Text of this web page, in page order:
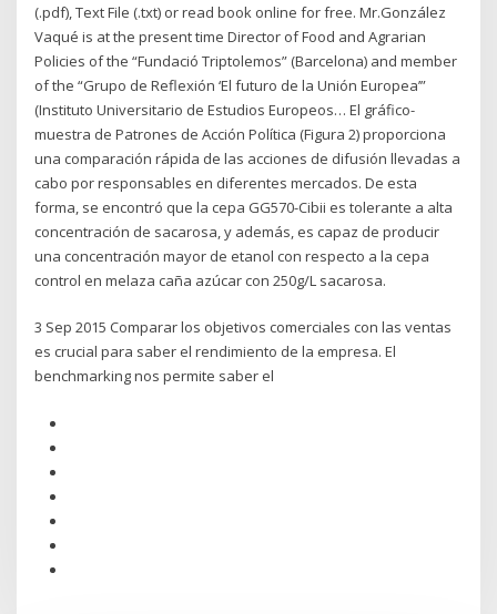
(.pdf), Text File (.txt) or read book online for free. Mr.González
Vaqué is at the present time Director of Food and Agrarian
Policies of the “Fundació Triptolemos” (Barcelona) and member
of the “Grupo de Reflexión ‘El futuro de la Unión Europea’”
(Instituto Universitario de Estudios Europeos… El gráfico-
muestra de Patrones de Acción Política (Figura 2) proporciona
una comparación rápida de las acciones de difusión llevadas a
cabo por responsables en diferentes mercados. De esta
forma, se encontró que la cepa GG570-Cibii es tolerante a alta
concentración de sacarosa, y además, es capaz de producir
una concentración mayor de etanol con respecto a la cepa
control en melaza caña azúcar con 250g/L sacarosa.
3 Sep 2015 Comparar los objetivos comerciales con las ventas
es crucial para saber el rendimiento de la empresa. El
benchmarking nos permite saber el